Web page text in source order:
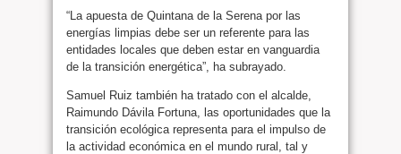
“La apuesta de Quintana de la Serena por las
energías limpias debe ser un referente para las
entidades locales que deben estar en vanguardia
de la transición energética”, ha subrayado.
Samuel Ruiz también ha tratado con el alcalde,
Raimundo Dávila Fortuna, las oportunidades que la
transición ecológica representa para el impulso de
la actividad económica en el mundo rural, tal y